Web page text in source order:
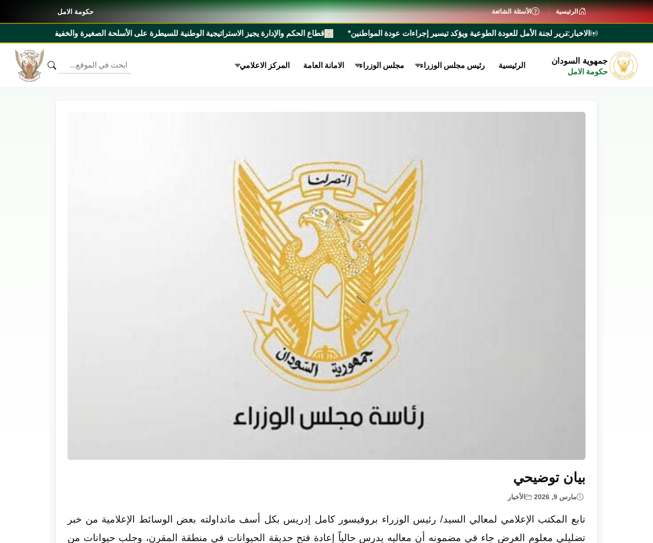
الرئيسية الأسئلة الشائعة حكومة الامل
الاخبار:
يطلع على تقرير لجنة الأمل للعودة الطوعية ويؤكد تيسير إجراءات عودة المواطنين* قطاع الحكم والإدارة يجيز الاستراتيجية الوطنية للسيطرة على الأسلحة الصغيرة والخفيفة ٢٠٢٧م _ ٢٠٣١م ومذكرة تفاهم بين السودان وليبيريا
جمهوية السودان
حكومة الامل
الرئيسية رئيس مجلس الوزراء مجلس الوزراء الامانة العامة المركز الاعلامي
بيان توضيحي
مارس 9, 2026 الأخبار
تابع المكتب الإعلامي لمعالي السيد/ رئيس الوزراء بروفيسور كامل إدريس بكل أسف ماتداولته بعض الوسائط الإعلامية من خبر
تضليلي معلوم الغرض جاء في مضمونه أن معاليه يدرس حالياً إعادة فتح حديقة الحيوانات في منطقة المقرن، وجلب حيوانات من